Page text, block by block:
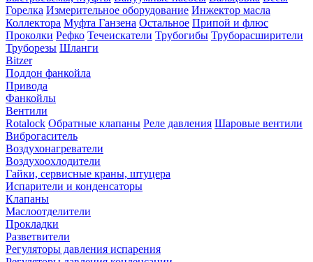
Горелка Измерительное оборудование Инжектор масла
Коллектора Муфта Ганзена Остальное Припой и флюс
Проколки Рефко Течеискатели Трубогибы Труборасширители
Труборезы Шланги
Bitzer
Поддон фанкойла
Привода
Фанкойлы
Вентили
Rotalock Обратные клапаны Реле давления Шаровые вентили
Виброгаситель
Воздухонагреватели
Воздухоохлодители
Гайки, сервисные краны, штуцера
Испарители и конденсаторы
Клапаны
Маслоотделители
Прокладки
Разветвители
Регуляторы давления испарения